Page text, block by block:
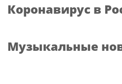
Коронавирус в
Музыкальные